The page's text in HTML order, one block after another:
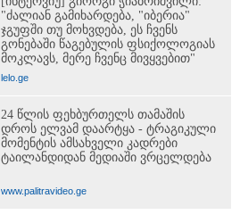
"ძალიან გამიხარდება, "იბერია"
ჯგუფში თუ მოხვდება, ეს ჩვენს
გონებაში წაგებულის ფსიქოლოგიას
მოკლავს, მერე ჩვენც მივყვებით"
lelo.ge
24 წლის ფეხბურთელს თამაშის
დროს ელვამ დაარტყა - ტრაგიკული
მომენტის ამსახველი კადრები
ტაილანდიდან მედიაში ვრცელდება
www.palitravideo.ge